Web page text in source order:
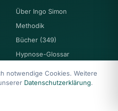
Über Ingo Simon
Methodik
Bücher (349)
Hypnose-Glossar
Blog
notwendige Cookies. Weitere
Datenschutzerklärung.